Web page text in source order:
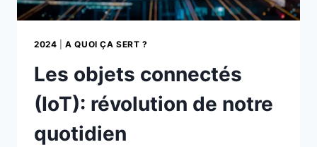
2024 |A QUOI ÇA SERT ?
Les objets connectés
(IoT): révolution de notre
quotidien